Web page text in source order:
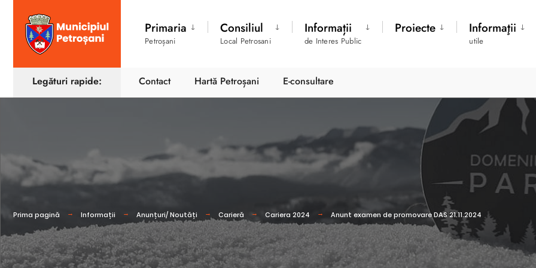
Primaria
Petroșani
Consiliul
Local Petrosani
Informații
de Interes Public
Proiecte Informaţii
utile
Legături rapide: Contact Hartă Petroșani E-consultare
Prima pagină Informații Anunțuri/ Noutăți Carieră Cariera 2024 Anunt examen de promovare DAS 21.11.2024